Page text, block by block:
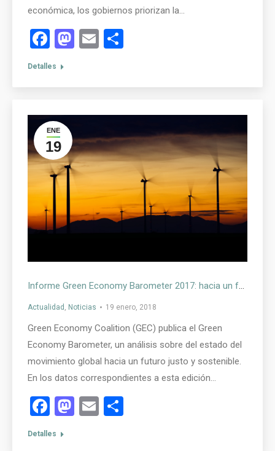
económica, los gobiernos priorizan la…
Facebook
Mastodon
Email
Detalles
ENE
19
Informe Green Economy Barometer 2017: hacia un futuro justo y sostenible
Actualidad , Noticias 19 enero, 2018
Green Economy Coalition (GEC) publica el Green
Economy Barometer, un análisis sobre del estado del
movimiento global hacia un futuro justo y sostenible.
En los datos correspondientes a esta edición…
Facebook
Mastodon
Email
Detalles